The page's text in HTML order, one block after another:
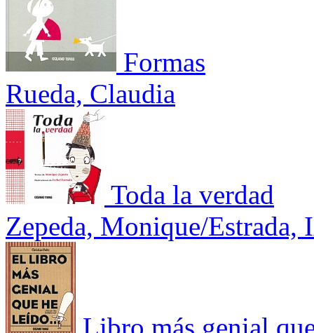
Formas
Rueda, Claudia
Toda la verdad
Zepeda, Monique/Estrada,